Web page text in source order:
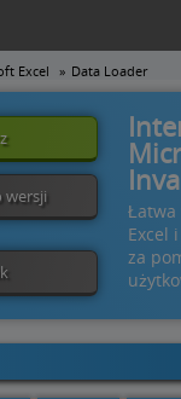
Excel Data Loader
wersji
Excel
za